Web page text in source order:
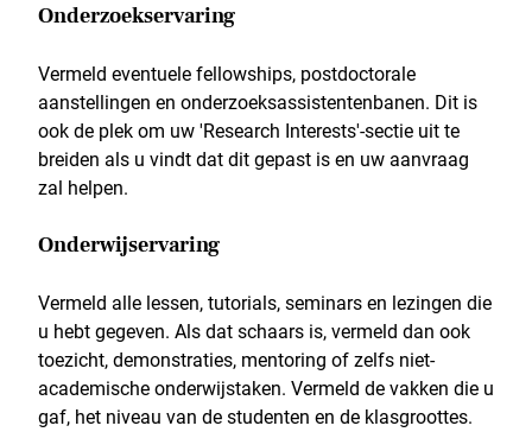
Onderzoekservaring
Vermeld eventuele fellowships, postdoctorale
aanstellingen en onderzoeksassistentenbanen. Dit is
ook de plek om uw 'Research Interests'-sectie uit te
breiden als u vindt dat dit gepast is en uw aanvraag
zal helpen.
Onderwijservaring
Vermeld alle lessen, tutorials, seminars en lezingen die
u hebt gegeven. Als dat schaars is, vermeld dan ook
toezicht, demonstraties, mentoring of zelfs niet-
academische onderwijstaken. Vermeld de vakken die u
gaf, het niveau van de studenten en de klasgroottes.